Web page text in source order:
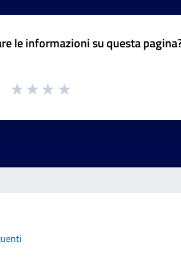
le informazioni su questa